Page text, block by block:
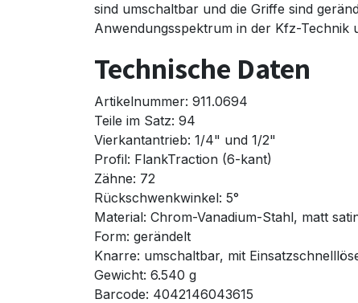
sind umschaltbar und die Griffe sind
Anwendungsspektrum in der Kfz-Technik
Technische Daten
Artikelnummer: 911.0694
Teile im Satz: 94
Vierkantantrieb: 1/4" und 1/2"
Profil: FlankTraction (6-kant)
Zähne: 72
Rückschwenkwinkel: 5°
Material: Chrom-Vanadium-Stahl, matt
Form: gerändelt
Knarre: umschaltbar, mit
Gewicht: 6.540 g
Barcode: 4042146043615